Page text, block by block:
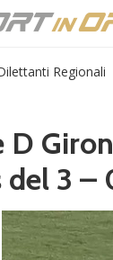
Regionali
D
del 3 –